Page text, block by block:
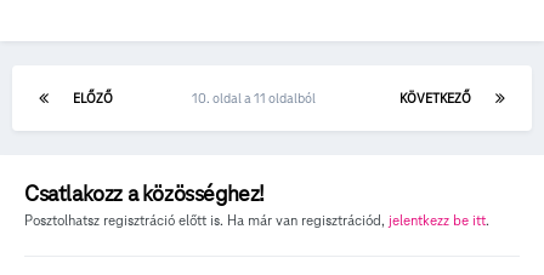
ELŐZŐ KÖVETKEZŐ
10. oldal a 11 oldalból
Csatlakozz a közösséghez!
Posztolhatsz regisztráció előtt is. Ha már van regisztrációd, jelentkezz be itt.